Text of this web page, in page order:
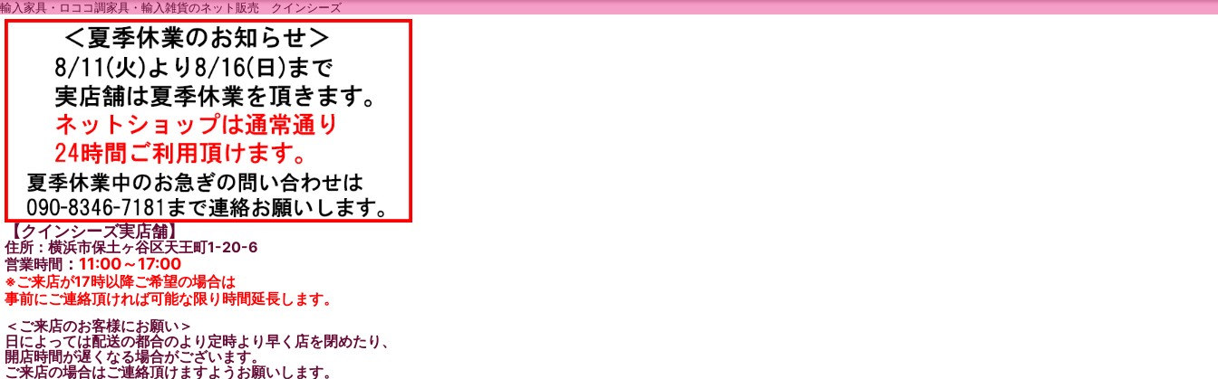
輸入家具・ロココ調家具・輸入雑貨のネット販売 クインシーズ
【クインシーズ実店舗】
住所：横浜市保土ヶ谷区天王町1-20-6
営業時間 ： 11:00～17:00
※ご来店が17時以降ご希望の場合は
事前にご連絡頂ければ可能な限り時間延長します。
＜ご来店のお客様にお願い＞
日によっては配送の都合のより定時より早く店を閉めたり、
開店時間が遅くなる場合がございます。
ご来店の場合はご連絡頂けますようお願いします。